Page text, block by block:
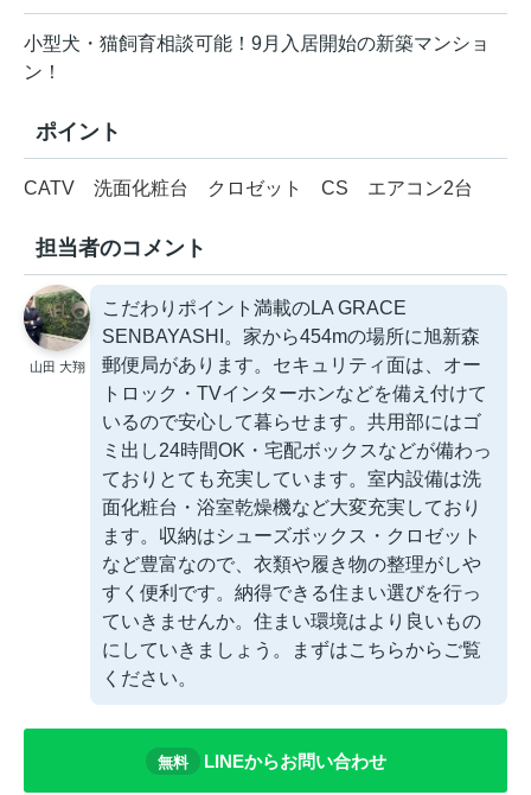
小型犬・猫飼育相談可能！9月入居開始の新築マンショ
ン！
ポイント
CATV 洗面化粧台 クロゼット CS エアコン2台
担当者のコメント
山田 大翔
こだわりポイント満載のLA GRACE
SENBAYASHI。家から454mの場所に旭新森
郵便局があります。セキュリティ面は、オー
トロック・TVインターホンなどを備え付けて
いるので安心して暮らせます。共用部にはゴ
ミ出し24時間OK・宅配ボックスなどが備わっ
ておりとても充実しています。室内設備は洗
面化粧台・浴室乾燥機など大変充実しており
ます。収納はシューズボックス・クロゼット
など豊富なので、衣類や履き物の整理がしや
すく便利です。納得できる住まい選びを行っ
ていきませんか。住まい環境はより良いもの
にしていきましょう。まずはこちらからご覧
ください。
無料 LINEからお問い合わせ